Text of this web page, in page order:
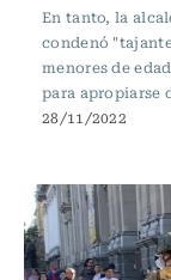
En tanto, la
condenó
menores de
para apropiarse
28/11/2022